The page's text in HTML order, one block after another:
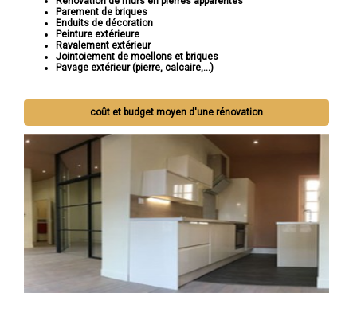
Parement de briques
Enduits de décoration
Peinture extérieure
Ravalement extérieur
Jointoiement de moellons et briques
Pavage extérieur (pierre, calcaire,...)
coût et budget moyen d'une rénovation